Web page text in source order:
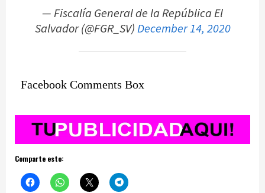
— Fiscalía General de la República El
Salvador (@FGR_SV)December 14, 2020
Facebook Comments Box
Comparte esto: